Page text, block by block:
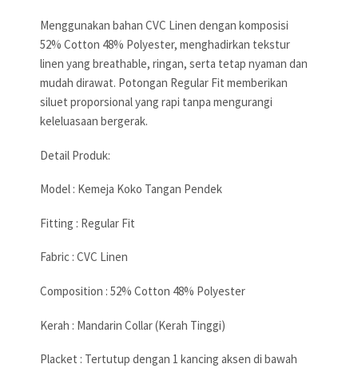
Menggunakan bahan CVC Linen dengan komposisi
52% Cotton 48% Polyester, menghadirkan tekstur
linen yang breathable, ringan, serta tetap nyaman dan
mudah dirawat. Potongan Regular Fit memberikan
siluet proporsional yang rapi tanpa mengurangi
keleluasaan bergerak.
Detail Produk:
Model : Kemeja Koko Tangan Pendek
Fitting : Regular Fit
Fabric : CVC Linen
Composition : 52% Cotton 48% Polyester
Kerah : Mandarin Collar (Kerah Tinggi)
Placket : Tertutup dengan 1 kancing aksen di bawah